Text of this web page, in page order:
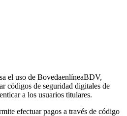
el uso de BovedaenlíneaBDV,
códigos de seguridad digitales de
a los usuarios titulares.
efectuar pagos a través de código